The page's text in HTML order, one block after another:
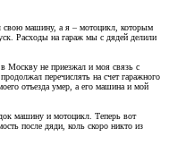
свою машину, а я – мотоцикл, которым
Расходы на гараж мы с дядей делили
в Москву не приезжал и моя связь с
перечислять на счет гаражного
отъезда умер, а его машина и мой
машину и мотоцикл. Теперь вот
после дяди, коль скоро никто из